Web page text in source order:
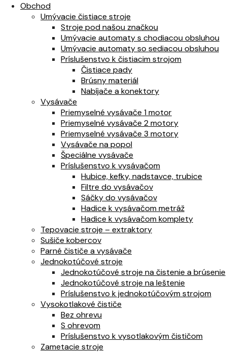
Obchod
Umývacie čistiace stroje
Stroje pod našou značkou
Umývacie automaty s chodiacou obsluhou
Umývacie automaty so sediacou obsluhou
Príslušenstvo k čistiacim strojom
Čistiace pady
Brúsny materiál
Nabíjače a konektory
Vysávače
Priemyselné vysávače 1 motor
Priemyselné vysávače 2 motory
Priemyselné vysávače 3 motory
Vysávače na popol
Špeciálne vysávače
Príslušenstvo k vysávačom
Hubice, kefky, nadstavce, trubice
Filtre do vysávačov
Sáčky do vysávačov
Hadice k vysávačom metráž
Hadice k vysávačom komplety
Tepovacie stroje – extraktory
Sušiče kobercov
Parné čističe a vysávače
Jednokotúčové stroje
Jednokotúčové stroje na čistenie a brúsenie
Jednokotúčové stroje na leštenie
Príslušenstvo k jednokotúčovým strojom
Vysokotlakové čističe
Bez ohrevu
S ohrevom
Príslušenstvo k vysotlakovým čističom
Zametacie stroje